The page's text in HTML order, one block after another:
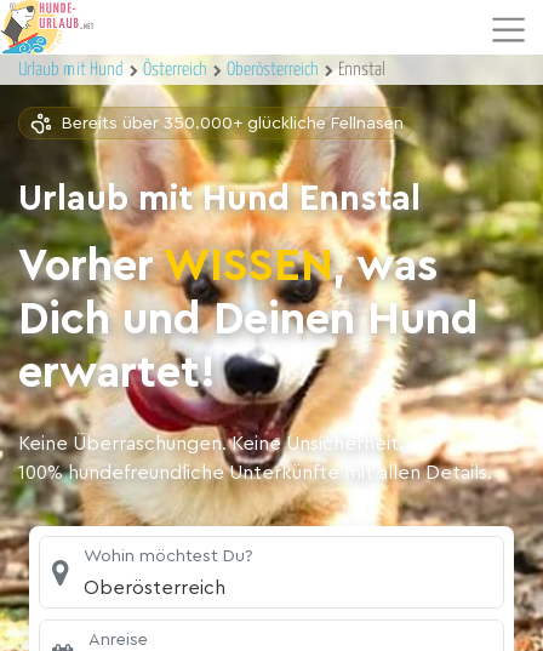
Urlaub mit Hund Österreich Oberösterreich Ennstal
Bereits über 350.000+ glückliche Fellnasen
Urlaub mit Hund Ennstal
VorherWISSEN, was
Dich und Deinen Hund
erwartet!
Keine Überraschungen. Keine Unsicherheit.
100% hundefreundliche Unterkünfte mit allen Details.
Wohin möchtest Du?
Oberösterreich
Anreise